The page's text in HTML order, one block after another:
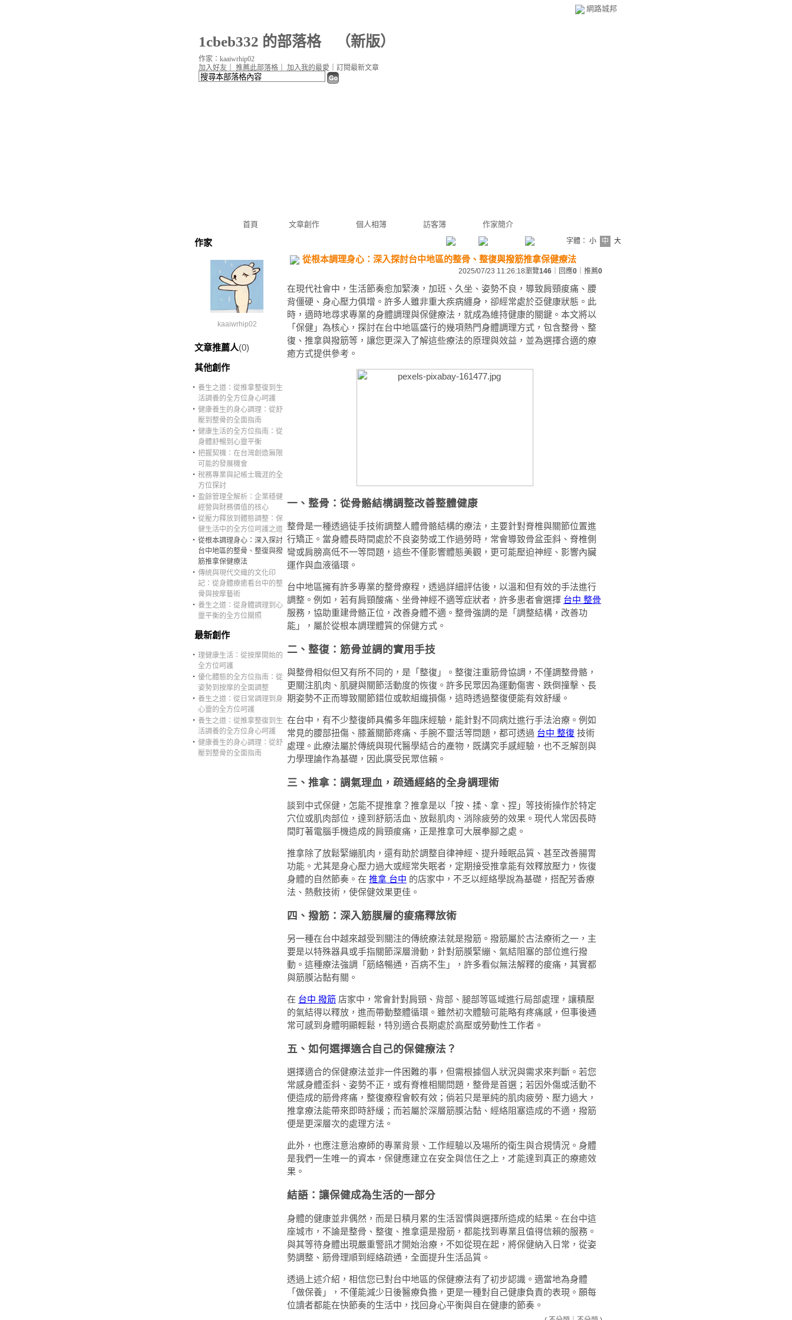
網路城邦
1cbeb332 的部落格（新版）
首頁 文章創作 個人相簿 訪客簿 作家簡介
加入好友 推薦此部落格 加入我的最愛 訂閱最新文章
作家：kaaiwrhip02
作家
kaaiwrhip02
文章推薦人(0)
其他創作
‧ 養生之道：從推拿整復到生
活調養的全方位身心呵護
‧ 健康養生的身心調理：從舒
壓到整骨的全面指南
‧ 健康生活的全方位指南：從
身體舒暢到心靈平衡
‧ 把握契機：在台灣創造無限
可能的發展機會
‧ 稅務專業與記帳士職涯的全
方位探討
‧ 盈餘管理全解析：企業穩健
經營與財務價值的核心
‧ 從壓力釋放到體態調整：保
健生活中的全方位呵護之道
‧ 從根本調理身心：深入探討
台中地區的整骨、整復與撥
筋推拿保健療法
‧ 傳統與現代交織的文化印
記：從身體療癒看台中的整
骨與按摩藝術
‧ 養生之道：從身體調理到心
靈平衡的全方位關照
最新創作
‧ 理健康生活：從按摩開始的
全方位呵護
‧ 優化體態的全方位指南：從
姿勢到按摩的全面調整
‧ 養生之道：從日常調理到身
心靈的全方位呵護
‧ 養生之道：從推拿整復到生
活調養的全方位身心呵護
‧ 健康養生的身心調理：從舒
壓到整骨的全面指南
字體： 小 中 大
從根本調理身心：深入探討台中地區的整骨、整復與撥筋推拿保健療法
2025/07/23 11:26:18瀏覽146 ｜回應0 ｜推薦0
在現代社會中，生活節奏愈加緊湊，加班、久坐、姿勢不良，導致肩頸痠痛、腰
背僵硬、身心壓力俱增。許多人雖非重大疾病纏身，卻經常處於亞健康狀態。此
時，適時地尋求專業的身體調理與保健療法，就成為維持健康的關鍵。本文將以
「保健」為核心，探討在台中地區盛行的幾項熱門身體調理方式，包含整骨、整
復、推拿與撥筋等，讓您更深入了解這些療法的原理與效益，並為選擇合適的療
癒方式提供參考。
一、整骨：從骨骼結構調整改善整體健康
整骨是一種透過徒手技術調整人體骨骼結構的療法，主要針對脊椎與關節位置進
行矯正。當身體長時間處於不良姿勢或工作過勞時，常會導致骨盆歪斜、脊椎側
彎或肩膀高低不一等問題，這些不僅影響體態美觀，更可能壓迫神經、影響內臟
運作與血液循環。
台中地區擁有許多專業的整骨療程，透過詳細評估後，以溫和但有效的手法進行
調整。例如，若有肩頸酸痛、坐骨神經不適等症狀者，許多患者會選擇 台中 整骨
服務，協助重建骨骼正位，改善身體不適。整骨強調的是「調整結構，改善功
能」，屬於從根本調理體質的保健方式。
二、整復：筋骨並調的實用手技
與整骨相似但又有所不同的，是「整復」。整復注重筋骨協調，不僅調整骨骼，
更關注肌肉、肌腱與關節活動度的恢復。許多民眾因為運動傷害、跌倒撞擊、長
期姿勢不正而導致關節錯位或軟組織損傷，這時透過整復便能有效舒緩。
在台中，有不少整復師具備多年臨床經驗，能針對不同病灶進行手法治療。例如
常見的腰部扭傷、膝蓋關節疼痛、手腕不靈活等問題，都可透過 台中 整復 技術
處理。此療法屬於傳統與現代醫學結合的產物，既講究手感經驗，也不乏解剖與
力學理論作為基礎，因此廣受民眾信賴。
三、推拿：調氣理血，疏通經絡的全身調理術
談到中式保健，怎能不提推拿？推拿是以「按、揉、拿、捏」等技術操作於特定
穴位或肌肉部位，達到舒筋活血、放鬆肌肉、消除疲勞的效果。現代人常因長時
間盯著電腦手機造成的肩頸痠痛，正是推拿可大展拳腳之處。
推拿除了放鬆緊繃肌肉，還有助於調整自律神經、提升睡眠品質、甚至改善腸胃
功能。尤其是身心壓力過大或經常失眠者，定期接受推拿能有效釋放壓力，恢復
身體的自然節奏。在 推拿 台中 的店家中，不乏以經絡學說為基礎，搭配芳香療
法、熱敷技術，使保健效果更佳。
四、撥筋：深入筋膜層的痠痛釋放術
另一種在台中越來越受到關注的傳統療法就是撥筋。撥筋屬於古法療術之一，主
要是以特殊器具或手指關節深層滑動，針對筋膜緊繃、氣結阻塞的部位進行撥
動。這種療法強調「筋絡暢通，百病不生」，許多看似無法解釋的痠痛，其實都
與筋膜沾黏有關。
在 台中 撥筋 店家中，常會針對肩頸、背部、腿部等區域進行局部處理，讓積壓
的氣結得以釋放，進而帶動整體循環。雖然初次體驗可能略有疼痛感，但事後通
常可感到身體明顯輕鬆，特別適合長期處於高壓或勞動性工作者。
五、如何選擇適合自己的保健療法？
選擇適合的保健療法並非一件困難的事，但需根據個人狀況與需求來判斷。若您
常感身體歪斜、姿勢不正，或有脊椎相關問題，整骨是首選；若因外傷或活動不
便造成的筋骨疼痛，整復療程會較有效；倘若只是單純的肌肉疲勞、壓力過大，
推拿療法能帶來即時舒緩；而若屬於深層筋膜沾黏、經絡阻塞造成的不適，撥筋
便是更深層次的處理方法。
此外，也應注意治療師的專業背景、工作經驗以及場所的衛生與合規情況。身體
是我們一生唯一的資本，保健應建立在安全與信任之上，才能達到真正的療癒效
果。
結語：讓保健成為生活的一部分
身體的健康並非偶然，而是日積月累的生活習慣與選擇所造成的結果。在台中這
座城市，不論是整骨、整復、推拿還是撥筋，都能找到專業且值得信賴的服務。
與其等待身體出現嚴重警訊才開始治療，不如從現在起，將保健納入日常，從姿
勢調整、筋骨理順到經絡疏通，全面提升生活品質。
透過上述介紹，相信您已對台中地區的保健療法有了初步認識。適當地為身體
「做保養」，不僅能減少日後醫療負擔，更是一種對自己健康負責的表現。願每
位讀者都能在快節奏的生活中，找回身心平衡與自在健康的節奏。